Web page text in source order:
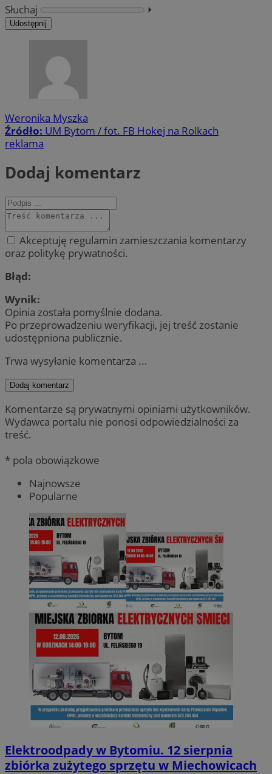
Słuchaj ⏵︎
Udostępnij
Weronika Myszka
Źródło: UM Bytom / fot. FB Hokej na Rolkach
reklama
Dodaj komentarz
Akceptuję regulamin zamieszczania komentarzy
oraz politykę prywatności.
Błąd:
Wynik:
Opinia została pomyślnie dodana.
Po przeprowadzeniu weryfikacji, jej treść zostanie
udostępniona publicznie.
Trwa wysyłanie komentarza ...
Dodaj komentarz
Komentarze są prywatnymi opiniami użytkowników.
Wydawca portalu nie ponosi odpowiedzialności za
treść.
* pola obowiązkowe
Najnowsze
Popularne
Elektroodpady w Bytomiu. 12 sierpnia
zbiórka zużytego sprzętu w Miechowicach